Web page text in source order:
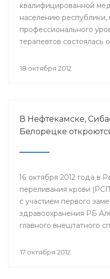
квалифицированной
населению
профессионального
терапевтов состоялась
больной, болезнь».
18 октября 2012
В Нефтекамске,
Белорецке
16 октября 2012 года в
переливания крови
с участием первого
здравоохранения РБ
главного внештатного
РСПК Урала
17 октября 2012